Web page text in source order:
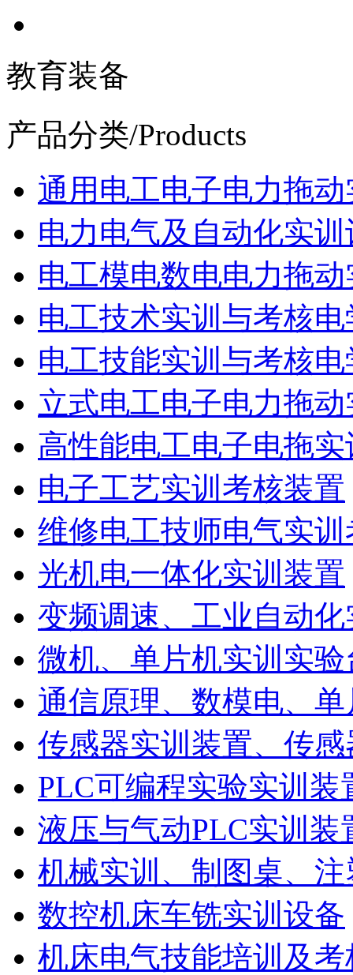
教育装备
产品分类/Products
通用电工电子电力拖
电力电气及自动化实训
电工模电数电电力拖
电工技术实训与考核
电工技能实训与考核
立式电工电子电力拖
高性能电工电子电拖
电子工艺实训考核装置
维修电工技师电气实
光机电一体化实训装置
变频调速、工业自动
微机、单片机实训实验
通信原理、数模电、
传感器实训装置、传
PLC可编程实验实训装
液压与气动PLC实训装
机械实训、制图桌、
数控机床车铣实训设备
机床电气技能培训及